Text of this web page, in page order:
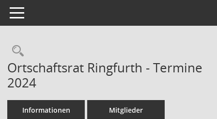
Toggle navigation
Rechercheauswahl
Ortschaftsrat Ringfurth - Termine
2024
Informationen Mitglieder